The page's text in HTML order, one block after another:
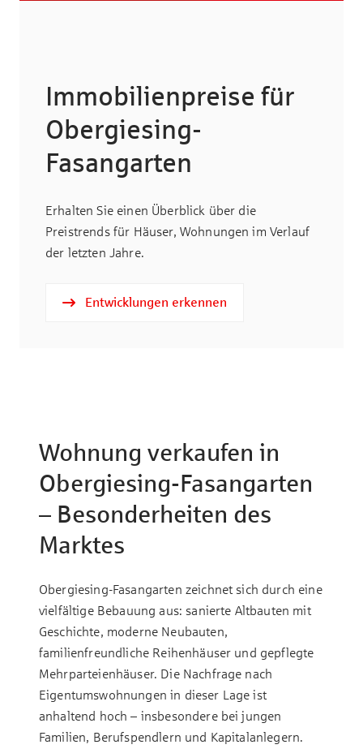
Immobilienpreise für
Obergiesing-
Fasangarten
Erhalten Sie einen Überblick über die
Preistrends für Häuser, Wohnungen im Verlauf
der letzten Jahre.
Entwicklungen erkennen
Wohnung verkaufen in
Obergiesing-Fasangarten
– Besonderheiten des
Marktes
Obergiesing-Fasangarten zeichnet sich durch eine
vielfältige Bebauung aus: sanierte Altbauten mit
Geschichte, moderne Neubauten,
familienfreundliche Reihenhäuser und gepflegte
Mehrparteienhäuser. Die Nachfrage nach
Eigentumswohnungen in dieser Lage ist
anhaltend hoch – insbesondere bei jungen
Familien, Berufspendlern und Kapitalanlegern.